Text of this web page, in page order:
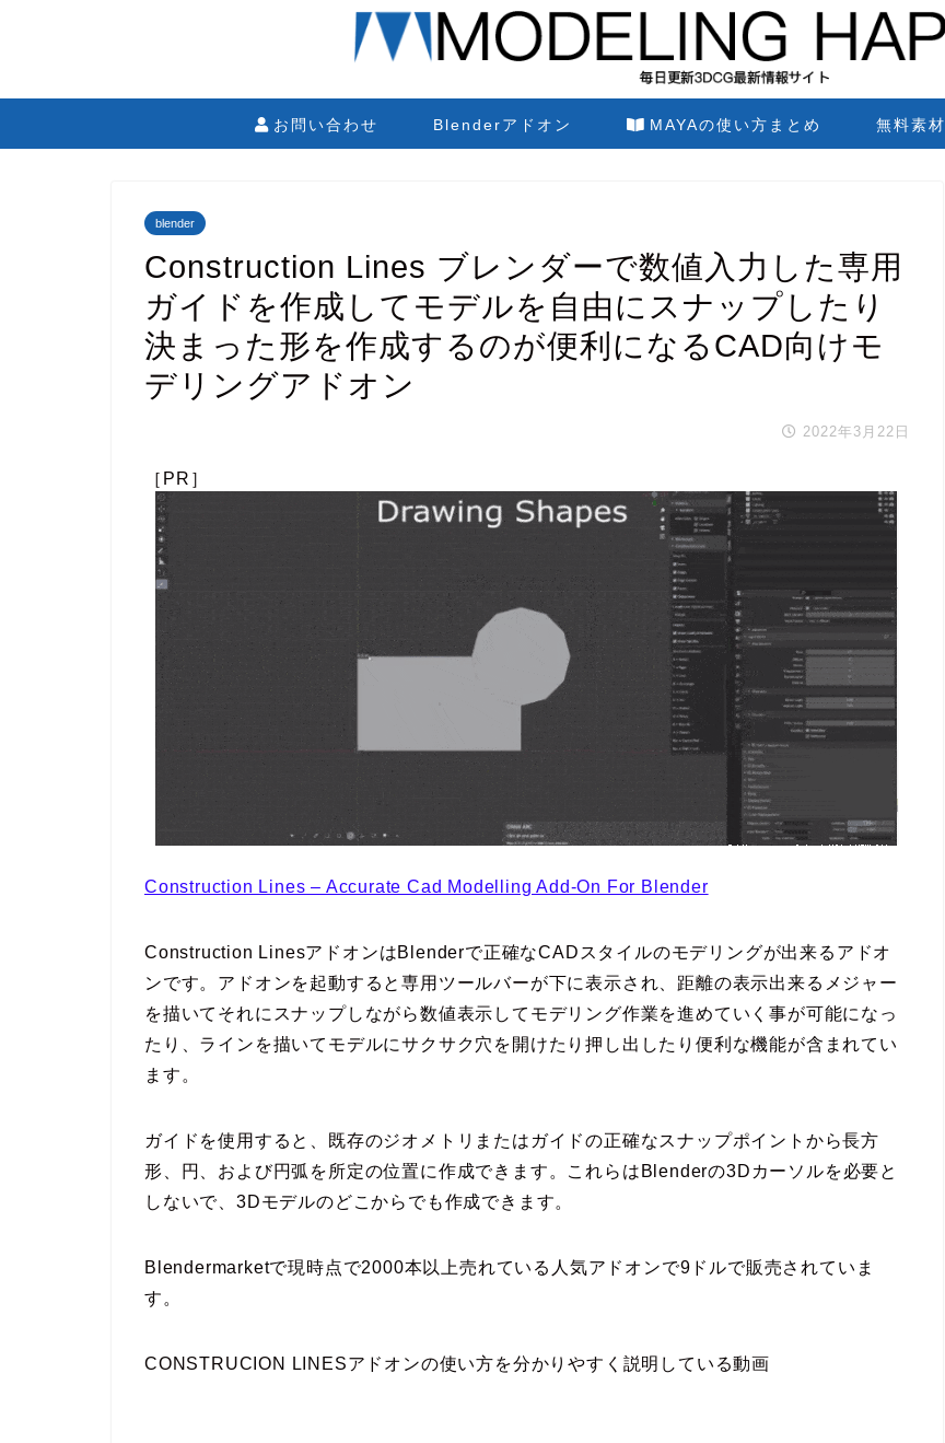
お問い合わせ Blenderアドオン MAYAの使い方まとめ 無料素材
blender
Construction Lines ブレンダーで数値入力した専用
ガイドを作成してモデルを自由にスナップしたり
決まった形を作成するのが便利になるCAD向けモ
デリングアドオン
2022年3月22日
［PR］
Construction Lines – Accurate Cad Modelling Add-On For Blender
Construction LinesアドオンはBlenderで正確なCADスタイルのモデリングが出来るアドオ
ンです。アドオンを起動すると専用ツールバーが下に表示され、距離の表示出来るメジャー
を描いてそれにスナップしながら数値表示してモデリング作業を進めていく事が可能になっ
たり、ラインを描いてモデルにサクサク穴を開けたり押し出したり便利な機能が含まれてい
ます。
ガイドを使用すると、既存のジオメトリまたはガイドの正確なスナップポイントから長方
形、円、および円弧を所定の位置に作成できます。これらはBlenderの3Dカーソルを必要と
しないで、3Dモデルのどこからでも作成できます。
Blendermarketで現時点で2000本以上売れている人気アドオンで9ドルで販売されていま
す。
CONSTRUCION LINESアドオンの使い方を分かりやすく説明している動画